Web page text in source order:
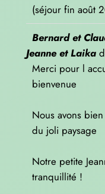
(séjour fin août
Bernard et
Jeanne et Laika
Merci pour l
bienvenue
Nous avons
du joli paysage
Notre petite
tranquillité !